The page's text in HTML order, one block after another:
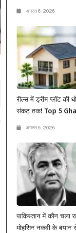
अगस्त 6, 2026
रील्स में ड्रीम प्लॉट की
संकट तक! Top 5
अगस्त 6, 2026
पाकिस्तान में कौन
मोहसिन नकवी के